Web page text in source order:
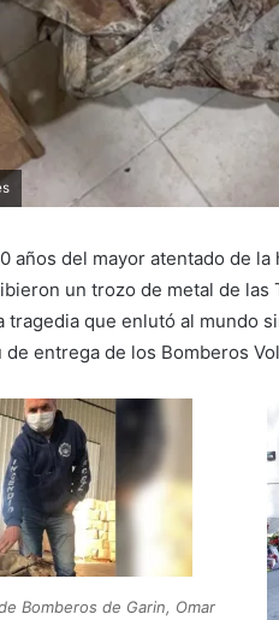
años del mayor atentado de
un trozo de metal de las
tragedia que enlutó al mundo
entrega de los Bomberos
Bomberos de Garin, Omar